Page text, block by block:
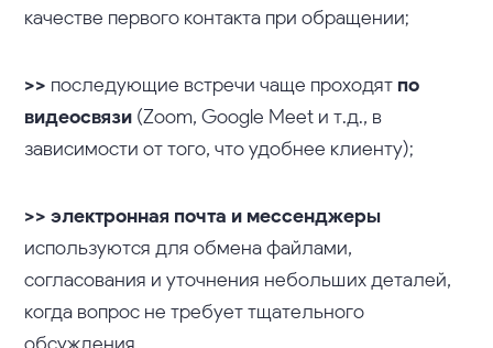
качестве первого контакта при обращении;
>> последующие встречи чаще проходят по
видеосвязи (Zoom, Google Meet и т.д., в
зависимости от того, что удобнее клиенту);
>> электронная почта и мессенджеры
используются для обмена файлами,
согласования и уточнения небольших деталей,
когда вопрос не требует тщательного